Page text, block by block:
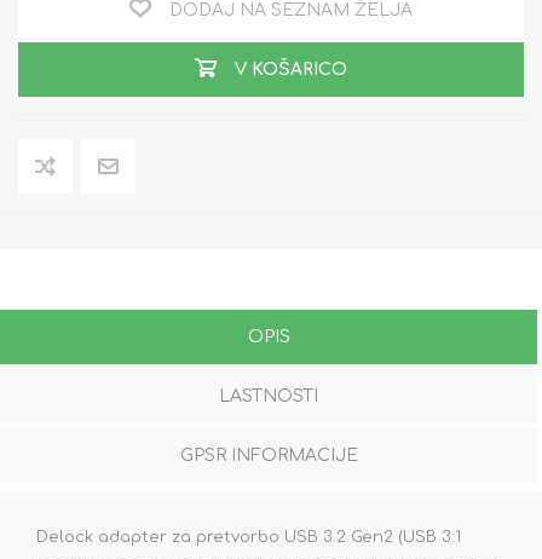
DODAJ NA SEZNAM ŽELJA
V KOŠARICO
OPIS
LASTNOSTI
GPSR INFORMACIJE
Delock adapter za pretvorbo USB 3.2 Gen2 (USB 3.1